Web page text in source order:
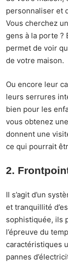
personnaliser et
Vous cherchez
gens à la porte ?
permet de voir
de votre maison.
Ou encore leur
leurs serrures
bien pour les
vous obtenez
donnent une
ce qui pourrait
2.
Il s’agit d’un
et tranquillité
sophistiquée, ils
l’épreuve du
caractéristiques
pannes